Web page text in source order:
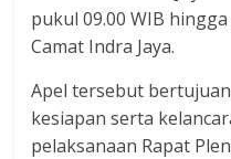
pukul 09.00 WIB
Camat Indra Jaya.
Apel tersebut
kesiapan serta
pelaksanaan Rapat